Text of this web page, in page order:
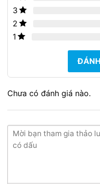
3
2
1
Chưa có đánh giá nào.